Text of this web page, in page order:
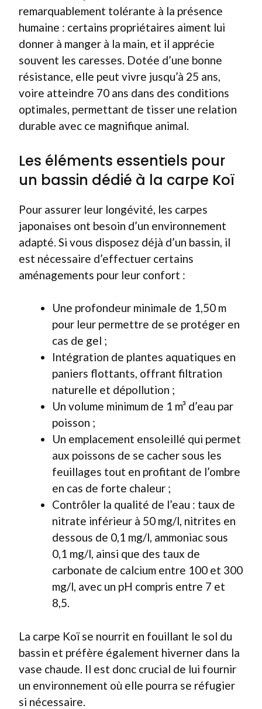
remarquablement tolérante à la présence
humaine : certains propriétaires aiment lui
donner à manger à la main, et il apprécie
souvent les caresses. Dotée d’une bonne
résistance, elle peut vivre jusqu’à 25 ans,
voire atteindre 70 ans dans des conditions
optimales, permettant de tisser une relation
durable avec ce magnifique animal.
Les éléments essentiels pour
un bassin dédié à la carpe Koï
Pour assurer leur longévité, les carpes
japonaises ont besoin d’un environnement
adapté. Si vous disposez déjà d’un bassin, il
est nécessaire d’effectuer certains
aménagements pour leur confort :
Une profondeur minimale de 1,50 m
pour leur permettre de se protéger en
cas de gel ;
Intégration de plantes aquatiques en
paniers flottants, offrant filtration
naturelle et dépollution ;
Un volume minimum de 1 m³ d’eau par
poisson ;
Un emplacement ensoleillé qui permet
aux poissons de se cacher sous les
feuillages tout en profitant de l’ombre
en cas de forte chaleur ;
Contrôler la qualité de l’eau : taux de
nitrate inférieur à 50 mg/l, nitrites en
dessous de 0,1 mg/l, ammoniac sous
0,1 mg/l, ainsi que des taux de
carbonate de calcium entre 100 et 300
mg/l, avec un pH compris entre 7 et
8,5.
La carpe Koï se nourrit en fouillant le sol du
bassin et préfère également hiverner dans la
vase chaude. Il est donc crucial de lui fournir
un environnement où elle pourra se réfugier
si nécessaire.